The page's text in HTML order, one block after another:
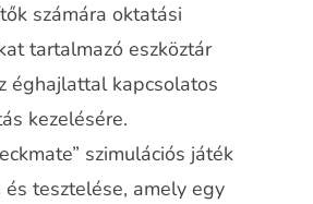
számára oktatási
tartalmazó eszköztár
éghajlattal kapcsolatos
kezelésére.
szimulációs játék
tesztelése, amely egy